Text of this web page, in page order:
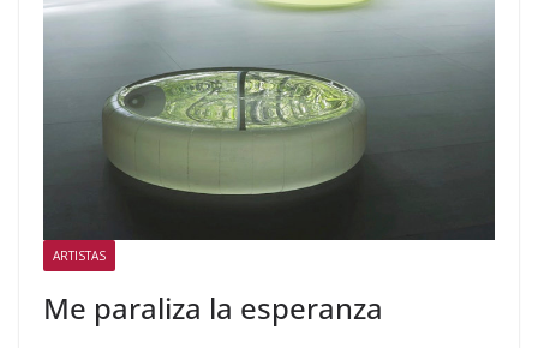
ARTISTAS
Me paraliza la esperanza